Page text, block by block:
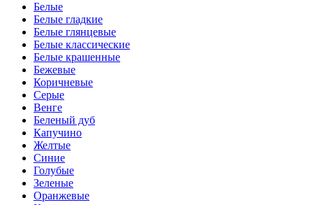
Белые
Белые гладкие
Белые глянцевые
Белые классические
Белые крашенные
Бежевые
Коричневые
Серые
Венге
Беленый дуб
Капучино
Желтые
Синие
Голубые
Зеленые
Оранжевые